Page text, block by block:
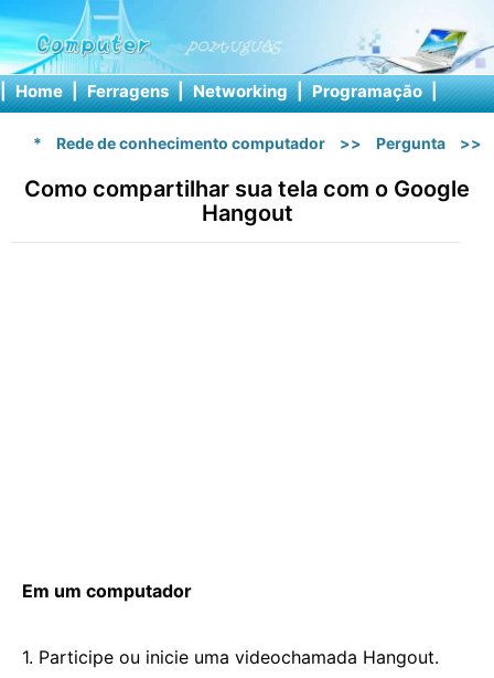
| Home | Ferragens | Networking | Programação |
* Rede de conhecimento computador >> Pergunta >>
Como compartilhar sua tela com o Google
Hangout
Em um computador
1. Participe ou inicie uma videochamada Hangout.